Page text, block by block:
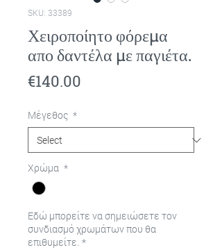
SKU: 33389
Χειροποίητο φόρεμα
απο δαντέλα με παγιέτα.
€140.00
Μέγεθος *
Χρώμα *
Εδώ μπορείτε να σημειώσετε τον
συνδιασμό χρωμάτων που θα
επιθυμείτε. *